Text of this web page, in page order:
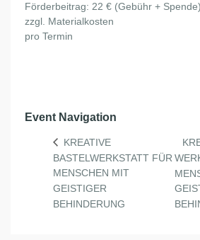
Förderbeitrag: 22 € (Gebühr + Spende)
zzgl. Materialkosten
pro Termin
Event Navigation
KREATIVE
BASTELWERKSTATT FÜR
MENSCHEN MIT
GEISTIGER
BEHINDERUNG